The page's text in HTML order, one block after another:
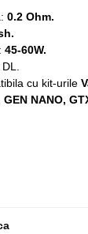
0.2 Ohm.
45-60W.
cu kit-urile
NANO,